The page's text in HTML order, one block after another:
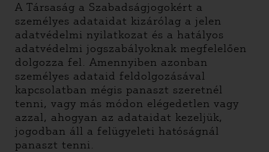
A Társaság a Szabadságjogokért a
személyes adataidat kizárólag a jelen
adatvédelmi nyilatkozat és a hatályos
adatvédelmi jogszabályoknak megfelelően
dolgozza fel. Amennyiben azonban
személyes adataid feldolgozásával
kapcsolatban mégis panaszt szeretnél
tenni, vagy más módon elégedetlen vagy
azzal, ahogyan az adataidat kezeljük,
jogodban áll a felügyeleti hatóságnál
panaszt tenni.